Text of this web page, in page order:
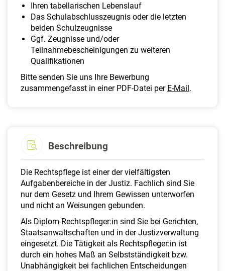
Ihren tabellarischen Lebenslauf
Das Schulabschlusszeugnis oder die letzten
beiden Schulzeugnisse
Ggf. Zeugnisse und/oder
Teilnahmebescheinigungen zu weiteren
Qualifikationen
Bitte senden Sie uns Ihre Bewerbung
zusammengefasst in einer PDF-Datei per E-Mail.
Beschreibung
Die Rechtspflege ist einer der vielfältigsten
Aufgabenbereiche in der Justiz. Fachlich sind Sie
nur dem Gesetz und Ihrem Gewissen unterworfen
und nicht an Weisungen gebunden.
Als Diplom-Rechtspfleger:in sind Sie bei Gerichten,
Staatsanwaltschaften und in der Justizverwaltung
eingesetzt. Die Tätigkeit als Rechtspfleger:in ist
durch ein hohes Maß an Selbstständigkeit bzw.
Unabhängigkeit bei fachlichen Entscheidungen